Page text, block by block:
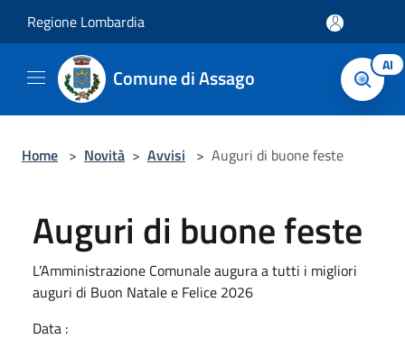
Regione Lombardia
Comune di Assago AI
Home > Novità > Avvisi > Auguri di buone feste
Auguri di buone feste
L’Amministrazione Comunale augura a tutti i migliori
auguri di Buon Natale e Felice 2026
Data :